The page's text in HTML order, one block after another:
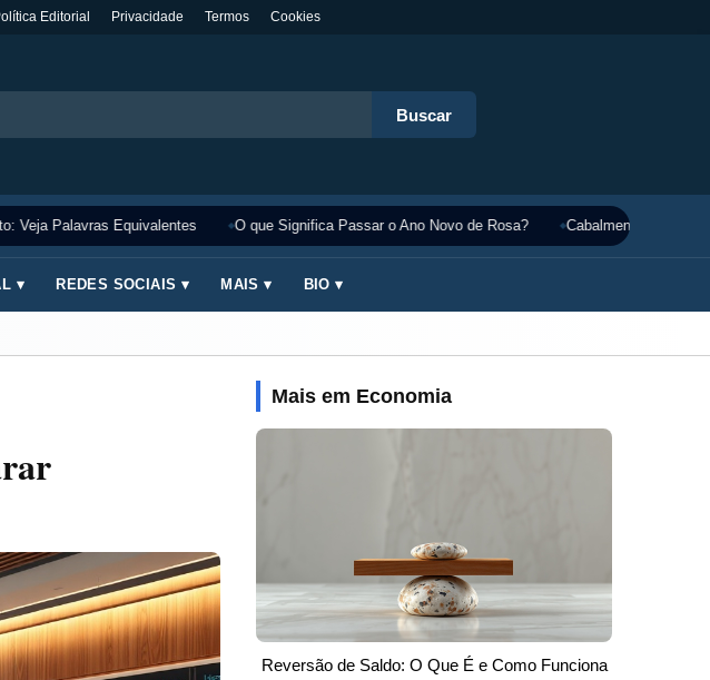
Editorial Privacidade Termos Cookies
Buscar
Veja Palavras Equivalentes O que Significa Passar o Ano Novo de Rosa? Cabalmente
▾ REDES SOCIAIS ▾ MAIS ▾ BIO ▾
Mais em Economia
Reversão de Saldo: O Que É e Como Funciona